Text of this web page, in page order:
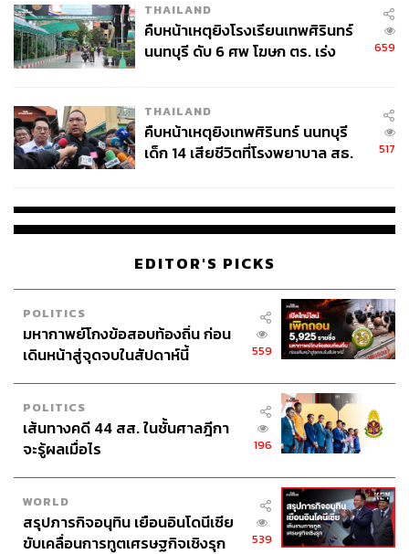
THAILAND
คืบหน้าเหตุยิงโรงเรียนเทพศิรินทร์
นนทบุรี ดับ 6 ศพ โฆษก ตร. เร่ง
659
THAILAND
คืบหน้าเหตุยิงเทพศิรินทร์ นนทบุรี
เด็ก 14 เสียชีวิตที่โรงพยาบาล สธ.
517
EDITOR'S PICKS
POLITICS
มหากาพย์โกงข้อสอบท้องถิ่น ก่อน
เดินหน้าสู่จุดจบในสัปดาห์นี้
559
POLITICS
เส้นทางคดี 44 สส. ในชั้นศาลฎีกา
จะรู้ผลเมื่อไร
196
WORLD
สรุปภารกิจอนุทิน เยือนอินโดนีเซีย
ขับเคลื่อนการทูตเศรษฐกิจเชิงรุก
539